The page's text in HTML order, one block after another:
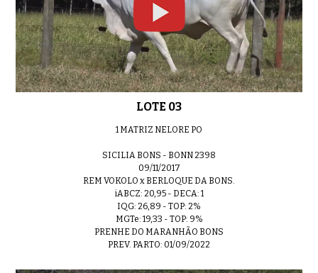
01:03 LOTE 19
0:51 LOTE 20
0:56 LOTE 21
LOTE 03
1 MATRIZ NELORE PO
SICILIA BONS - BONN 2398
09/11/2017
REM VOKOLO x BERLOQUE DA BONS.
iABCZ: 20,95 - DECA: 1
IQG: 26,89 - TOP: 2%
MGTe: 19,33 - TOP: 9%
PRENHE DO MARANHÃO BONS
PREV. PARTO: 01/09/2022